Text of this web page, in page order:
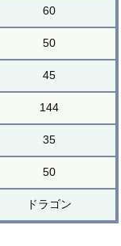
60
50
45
144
35
50
ドラゴン